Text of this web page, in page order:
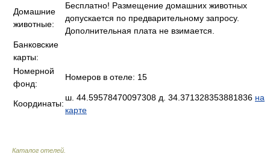
Домашние
животные:
Бесплатно! Размещение домашних животных
допускается по предварительному запросу.
Дополнительная плата не взимается.
Банковские
карты:
Номерной
фонд:
Номеров в отеле: 15
Координаты:
ш. 44.59578470097308 д. 34.371328353881836 на
карте
Каталог отелей